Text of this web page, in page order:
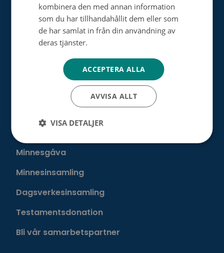
Utan cancer
Donera
Välj ditt eget sätt att hjälpa
Bli månadsdonator
Minnesgåva
Minnesinsamling
Dagsverkesinsamling
Testamentsdonation
Bli vår samarbetspartner
kombinera den med annan information
som du har tillhandahållit dem eller som
de har samlat in från din användning av
deras tjänster.
ACCEPTERA ALLA
AVVISA ALLT
VISA DETALJER